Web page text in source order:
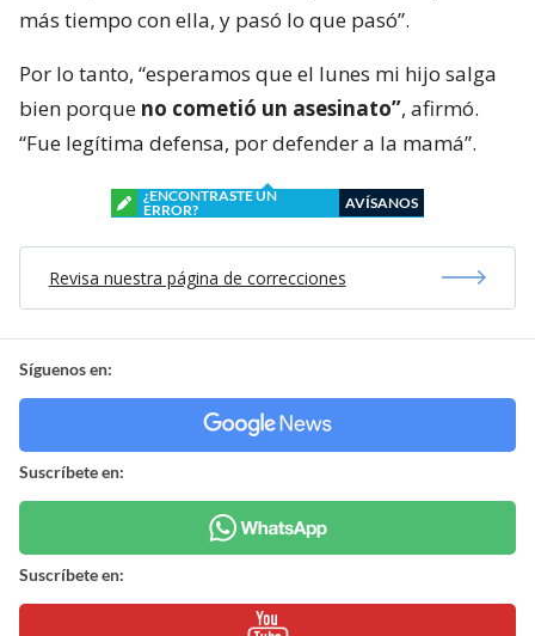
más tiempo con ella, y pasó lo que pasó”.
Por lo tanto, “esperamos que el lunes mi hijo salga
bien porque no cometió un asesinato”, afirmó.
“Fue legítima defensa, por defender a la mamá”.
¿ENCONTRASTE UN
ERROR?
AVÍSANOS
Revisa nuestra página de correcciones
Síguenos en:
Suscríbete en:
Suscríbete en: